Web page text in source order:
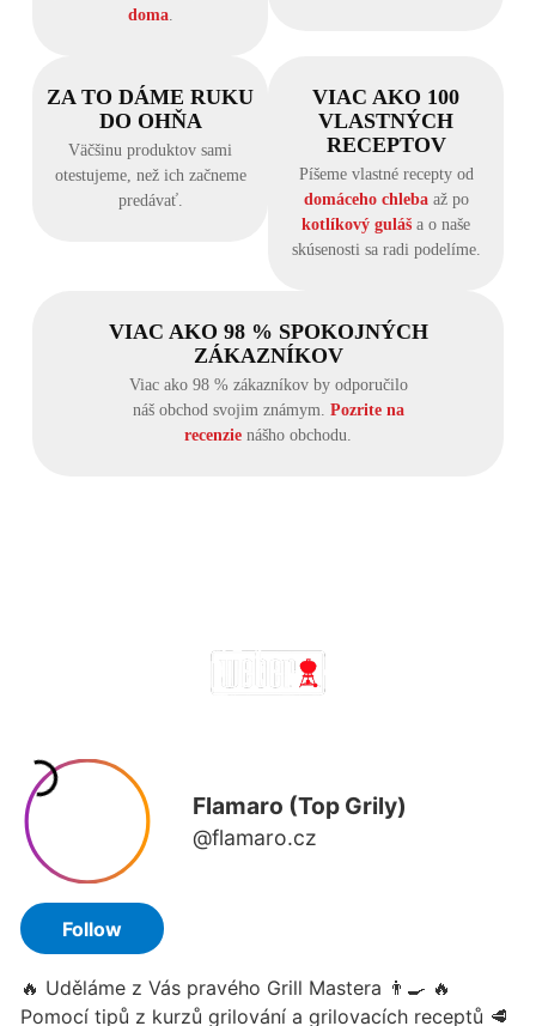
doma.
ZA TO DÁME RUKU
DO OHŇA
Väčšinu produktov sami
otestujeme, než ich začneme
predávať.
VIAC AKO 100
VLASTNÝCH
RECEPTOV
Píšeme vlastné recepty od
domáceho chlebaaž po
kotlíkový guláš a o naše
skúsenosti sa radi podelíme.
VIAC AKO 98 % SPOKOJNÝCH
ZÁKAZNÍKOV
Viac ako 98 % zákazníkov by odporučilo
náš obchod svojim známym. Pozrite na
recenzie nášho obchodu.